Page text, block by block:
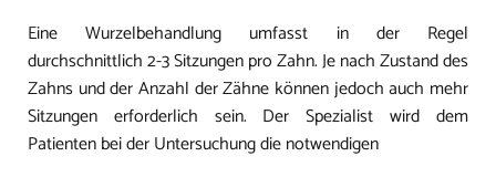
Eine Wurzelbehandlung umfasst in der Regel
durchschnittlich 2-3 Sitzungen pro Zahn. Je nach Zustand des
Zahns und der Anzahl der Zähne können jedoch auch mehr
Sitzungen erforderlich sein. Der Spezialist wird dem
Patienten bei der Untersuchung die notwendigen